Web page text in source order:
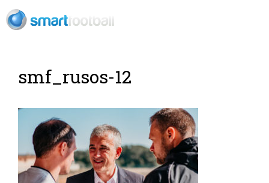
smf_rusos-12